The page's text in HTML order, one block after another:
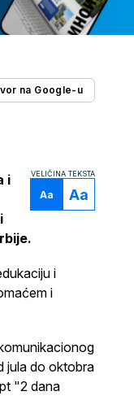
na Google-u
VELIČINA TEKSTA
Aa Aa
i
i
i
jula do oktobra
"2 dana